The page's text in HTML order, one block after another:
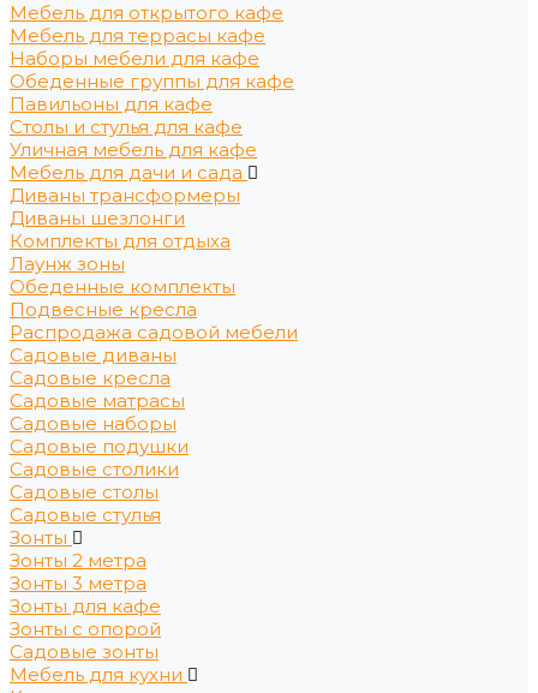
Мебель для открытого кафе
Мебель для террасы кафе
Наборы мебели для кафе
Обеденные группы для кафе
Павильоны для кафе
Столы и стулья для кафе
Уличная мебель для кафе
Мебель для дачи и сада
Диваны трансформеры
Диваны шезлонги
Комплекты для отдыха
Лаунж зоны
Обеденные комплекты
Подвесные кресла
Распродажа садовой мебели
Садовые диваны
Садовые кресла
Садовые матрасы
Садовые наборы
Садовые подушки
Садовые столики
Садовые столы
Садовые стулья
Зонты
Зонты 2 метра
Зонты 3 метра
Зонты для кафе
Зонты с опорой
Садовые зонты
Мебель для кухни